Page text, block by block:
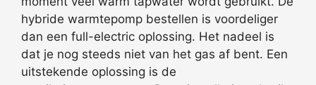
hybride warmtepomp bestellen is voordeliger
dan een full-electric oplossing. Het nadeel is
dat je nog steeds niet van het gas af bent. Een
uitstekende oplossing is de